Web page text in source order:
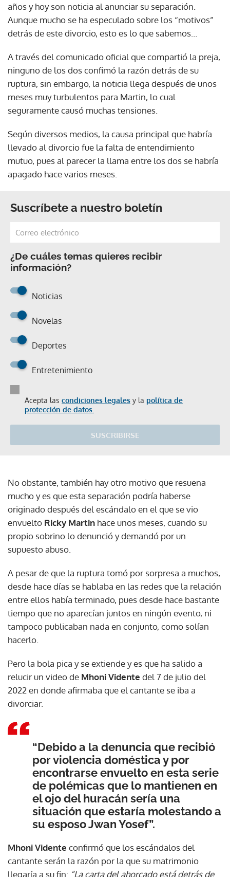
años y hoy son noticia al anunciar su separación.
Aunque mucho se ha especulado sobre los “motivos”
detrás de este divorcio, esto es lo que sabemos…
A través del comunicado oficial que compartió la preja,
ninguno de los dos confimó la razón detrás de su
ruptura, sin embargo, la noticia llega después de unos
meses muy turbulentos para Martin, lo cual
seguramente causó muchas tensiones.
Según diversos medios, la causa principal que habría
llevado al divorcio fue la falta de entendimiento
mutuo, pues al parecer la llama entre los dos se habría
apagado hace varios meses.
Suscríbete a nuestro boletín
¿De cuáles temas quieres recibir
información?
Noticias
Novelas
Deportes
Entretenimiento
Acepta las condiciones legales y la política de
protección de datos.
SUSCRIBIRSE
No obstante, también hay otro motivo que resuena
mucho y es que esta separación podría haberse
originado después del escándalo en el que se vio
envuelto Ricky Martin hace unos meses, cuando su
propio sobrino lo denunció y demandó por un
supuesto abuso.
A pesar de que la ruptura tomó por sorpresa a muchos,
desde hace días se hablaba en las redes que la relación
entre ellos había terminado, pues desde hace bastante
tiempo que no aparecían juntos en ningún evento, ni
tampoco publicaban nada en conjunto, como solían
hacerlo.
Pero la bola pica y se extiende y es que ha salido a
relucir un video de Mhoni Vidente del 7 de julio del
2022 en donde afirmaba que el cantante se iba a
divorciar.
“Debido a la denuncia que recibió
por violencia doméstica y por
encontrarse envuelto en esta serie
de polémicas que lo mantienen en
el ojo del huracán sería una
situación que estaría molestando a
su esposo Jwan Yosef”.
Mhoni Vidente confirmó que los escándalos del
cantante serán la razón por la que su matrimonio
llegaría a su fin: “La carta del ahorcado está detrás de